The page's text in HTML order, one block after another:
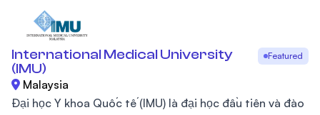
International Medical University
(IMU)
Featured
Malaysia
Đại học Y khoa Quốc tế (IMU) là đại học đầu tiên và đào